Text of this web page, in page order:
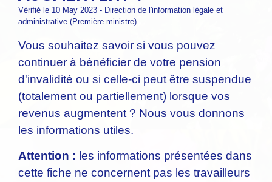
Vérifié le 10 May 2023 - Direction de l'information légale et
administrative (Première ministre)
Vous souhaitez savoir si vous pouvez
continuer à bénéficier de votre pension
d'invalidité ou si celle-ci peut être suspendue
(totalement ou partiellement) lorsque vos
revenus augmentent ? Nous vous donnons
les informations utiles.
Attention : les informations présentées dans
cette fiche ne concernent pas les travailleurs